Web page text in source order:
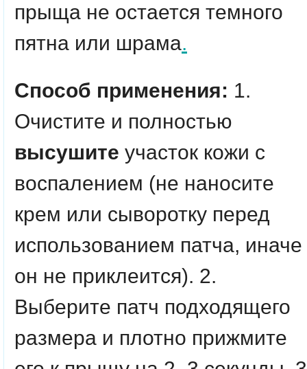
прыща не остается темного
пятна или шрама.
Способ применения: 1.
Очистите и полностью
высушите участок кожи с
воспалением (не наносите
крем или сыворотку перед
использованием патча, иначе
он не приклеится). 2.
Выберите патч подходящего
размера и плотно прижмите